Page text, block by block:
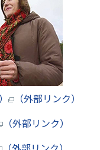
（外部リンク）
（外部リンク）